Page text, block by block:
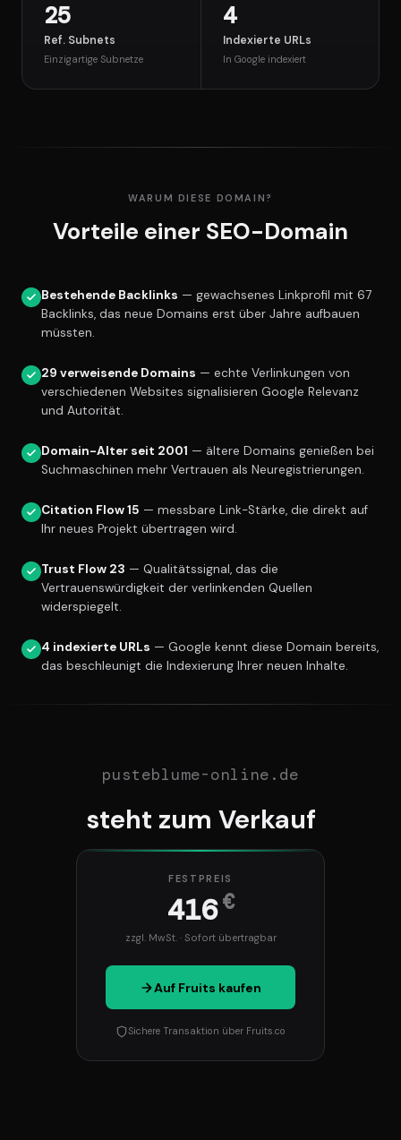
25
Ref. Subnets
Einzigartige Subnetze
4
Indexierte URLs
In Google indexiert
WARUM DIESE DOMAIN?
Vorteile einer SEO-Domain
Bestehende Backlinks — gewachsenes Linkprofil mit 67
Backlinks, das neue Domains erst über Jahre aufbauen
müssten.
29 verweisende Domains — echte Verlinkungen von
verschiedenen Websites signalisieren Google Relevanz
und Autorität.
Domain-Alter seit 2001 — ältere Domains genießen bei
Suchmaschinen mehr Vertrauen als Neuregistrierungen.
Citation Flow 15 — messbare Link-Stärke, die direkt auf
Ihr neues Projekt übertragen wird.
Trust Flow 23 — Qualitätssignal, das die
Vertrauenswürdigkeit der verlinkenden Quellen
widerspiegelt.
4 indexierte URLs — Google kennt diese Domain bereits,
das beschleunigt die Indexierung Ihrer neuen Inhalte.
pusteblume-online.de
steht zum Verkauf
FESTPREIS
416€
zzgl. MwSt. · Sofort übertragbar
Auf Fruits kaufen
Sichere Transaktion über Fruits.co